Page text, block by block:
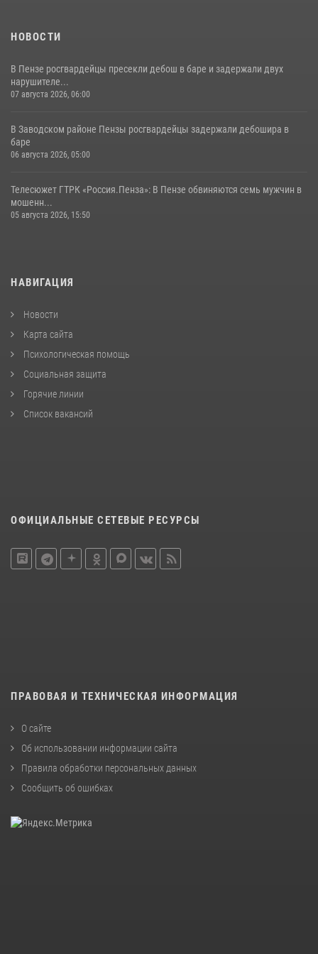
НОВОСТИ
В Пензе росгвардейцы пресекли дебош в баре и задержали двух
нарушителе...
07 августа 2026, 06:00
В Заводском районе Пензы росгвардейцы задержали дебошира в
баре
06 августа 2026, 05:00
Телесюжет ГТРК «Россия.Пенза»: В Пензе обвиняются семь мужчин в
мошенн...
05 августа 2026, 15:50
НАВИГАЦИЯ
Новости
Карта сайта
Психологическая помощь
Социальная защита
Горячие линии
Список вакансий
ОФИЦИАЛЬНЫЕ СЕТЕВЫЕ РЕСУРСЫ
ПРАВОВАЯ И ТЕХНИЧЕСКАЯ ИНФОРМАЦИЯ
О сайте
Об использовании информации сайта
Правила обработки персональных данных
Сообщить об ошибках